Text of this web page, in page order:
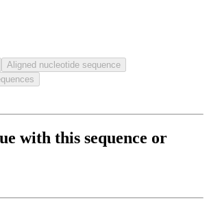
Aligned nucleotide sequence
with this sequence or